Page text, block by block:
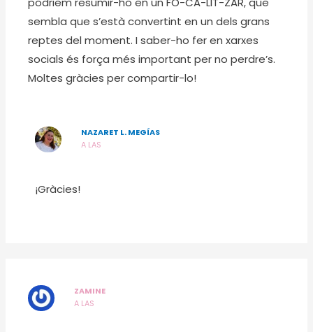
sembla que s’està convertint en un dels grans
reptes del moment. I saber-ho fer en xarxes
socials és força més important per no perdre’s.
Moltes gràcies per compartir-lo!
NAZARET L. MEGÍAS
A LAS
¡Gràcies!
ZAMINE
A LAS